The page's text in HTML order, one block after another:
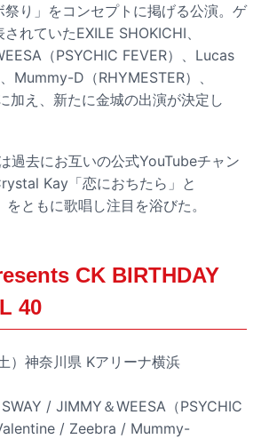
り」をコンセプトに掲げる公演。ゲ
れていたEXILE SHOKICHI、
（PSYCHIC FEVER）、Lucas
Mummy-D（RHYMESTER）、
加え、新たに金城の出演が決定し
過去にお互いの公式YouTubeチャン
Kay「恋におちたら」と
ともに歌唱し注目を浴びた。
CK BIRTHDAY
40
）神奈川県 Kアリーナ横浜
/ JIMMY＆WEESA（PSYCHIC
/ Zeebra / Mummy-